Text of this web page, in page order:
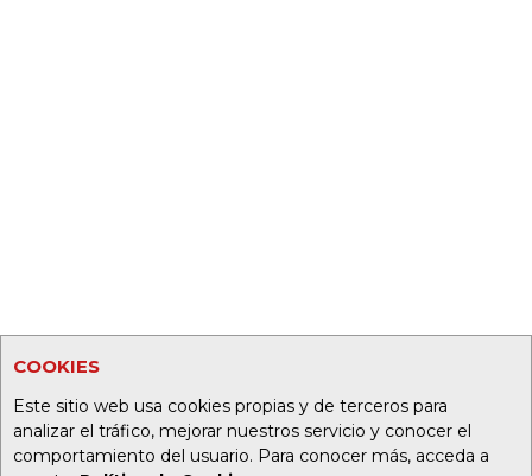
COOKIES
Este sitio web usa cookies propias y de terceros para
analizar el tráfico, mejorar nuestros servicio y conocer el
comportamiento del usuario. Para conocer más, acceda a